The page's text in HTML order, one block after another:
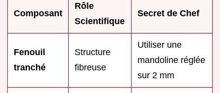
Composant
Rôle
Scientifique
Secret de Chef
Fenouil
tranché
Structure
fibreuse
Utiliser une
mandoline réglée
sur 2 mm